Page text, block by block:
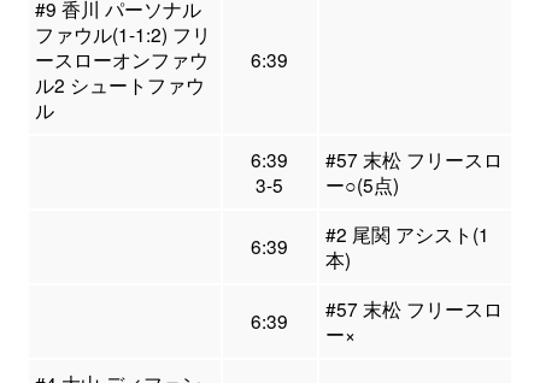
#9 香川 パーソナル
ファウル(1-1:2) フリ
ースローオンファウ
ル2 シュートファウ
ル
6:39
6:39
3-5
#57 末松 フリースロ
ー○(5点)
6:39
#2 尾関 アシスト(1
本)
6:39
#57 末松 フリースロ
ー×